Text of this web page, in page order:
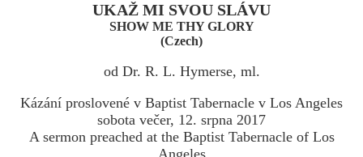
UKAŽ MI SVOU SLÁVU
SHOW ME THY GLORY
(Czech)
od Dr. R. L. Hymerse, ml.
Kázání proslovené v Baptist Tabernacle v Los Angeles
sobota večer, 12. srpna 2017
A sermon preached at the Baptist Tabernacle of Los